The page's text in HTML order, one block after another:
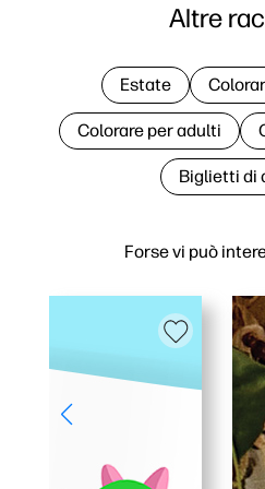
Forse vi può
Altre
Estate
Colorare per adulti
Biglietti di